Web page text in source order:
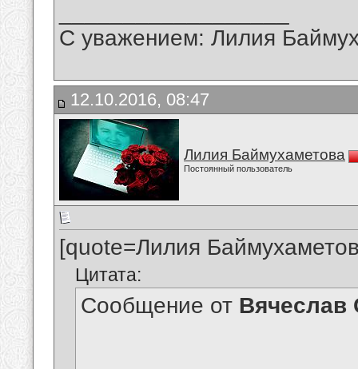
С уважением: Лилия
12.10.2016, 08:47
Лилия Баймухаметова
Постоянный пользователь
[quote=Лилия
Цитата:
Сообщение от Вячеслав